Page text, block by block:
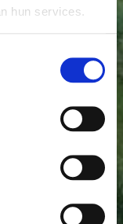
hun services.